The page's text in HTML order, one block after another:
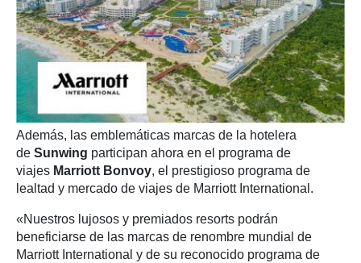
Además, las emblemáticas marcas de la hotelera
de Sunwing participan ahora en el programa de
viajes Marriott Bonvoy, el prestigioso programa de
lealtad y mercado de viajes de Marriott International.
«Nuestros lujosos y premiados resorts podrán
beneficiarse de las marcas de renombre mundial de
Marriott International y de su reconocido programa de